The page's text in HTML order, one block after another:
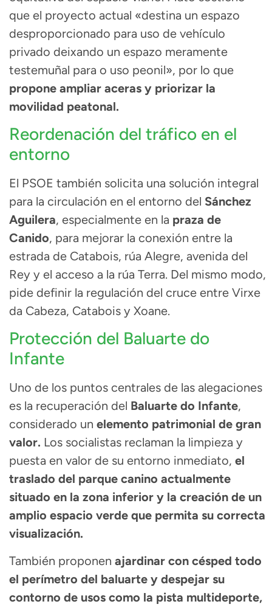
que el proyecto actual «destina un espazo
desproporcionado para uso de vehículo
privado deixando un espazo meramente
testemuñal para o uso peonil», por lo que
propone ampliar aceras y priorizar la
movilidad peatonal.
Reordenación del tráfico en el
entorno
El PSOE también solicita una solución integral
para la circulación en el entorno del Sánchez
Aguilera, especialmente en la praza de
Canido, para mejorar la conexión entre la
estrada de Catabois, rúa Alegre, avenida del
Rey y el acceso a la rúa Terra. Del mismo modo,
pide definir la regulación del cruce entre Virxe
da Cabeza, Catabois y Xoane.
Protección del Baluarte do
Infante
Uno de los puntos centrales de las alegaciones
es la recuperación del Baluarte do Infante,
considerado un elemento patrimonial de gran
valor. Los socialistas reclaman la limpieza y
puesta en valor de su entorno inmediato, el
traslado del parque canino actualmente
situado en la zona inferior y la creación de un
amplio espacio verde que permita su correcta
visualización.
También proponen ajardinar con césped todo
el perímetro del baluarte y despejar su
contorno de usos como la pista multideporte,